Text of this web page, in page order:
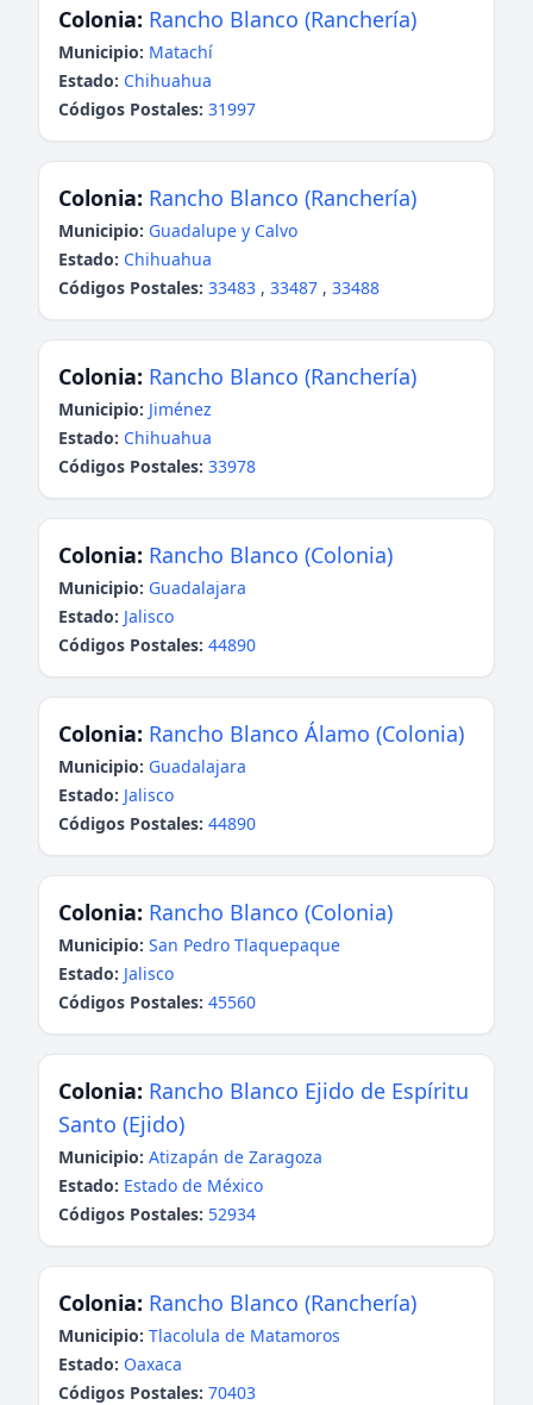
Colonia: Rancho Blanco (Ranchería)
Municipio: Matachí
Estado: Chihuahua
Códigos Postales: 31997
Colonia: Rancho Blanco (Ranchería)
Municipio: Guadalupe y Calvo
Estado: Chihuahua
Códigos Postales: 33483 , 33487 , 33488
Colonia: Rancho Blanco (Ranchería)
Municipio: Jiménez
Estado: Chihuahua
Códigos Postales: 33978
Colonia: Rancho Blanco (Colonia)
Municipio: Guadalajara
Estado: Jalisco
Códigos Postales: 44890
Colonia: Rancho Blanco Álamo (Colonia)
Municipio: Guadalajara
Estado: Jalisco
Códigos Postales: 44890
Colonia: Rancho Blanco (Colonia)
Municipio: San Pedro Tlaquepaque
Estado: Jalisco
Códigos Postales: 45560
Colonia: Rancho Blanco Ejido de Espíritu
Santo (Ejido)
Municipio: Atizapán de Zaragoza
Estado: Estado de México
Códigos Postales: 52934
Colonia: Rancho Blanco (Ranchería)
Municipio: Tlacolula de Matamoros
Estado: Oaxaca
Códigos Postales: 70403